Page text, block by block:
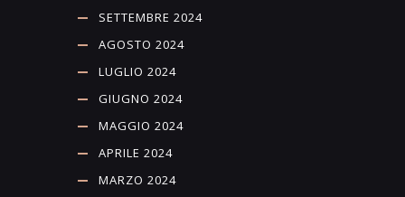
SETTEMBRE 2024
AGOSTO 2024
LUGLIO 2024
GIUGNO 2024
MAGGIO 2024
APRILE 2024
MARZO 2024